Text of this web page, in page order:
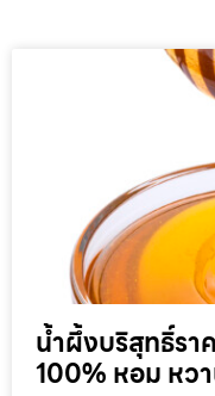
น้ำผึ้งบริสุทธิ์ร
100% หอม หว